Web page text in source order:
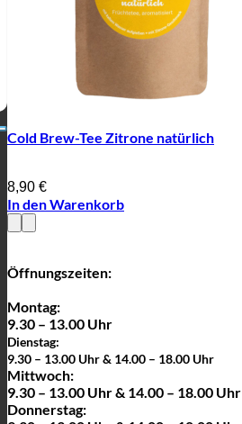
Cold Brew-Tee Zitrone natürlich
8,90 €
In den Warenkorb
Öffnungszeiten:
Montag:
9.30 – 13.00 Uhr
Dienstag:
9.30 – 13.00 Uhr & 14.00 – 18.00 Uhr
Mittwoch:
9.30 – 13.00 Uhr & 14.00 – 18.00 Uhr
Donnerstag: